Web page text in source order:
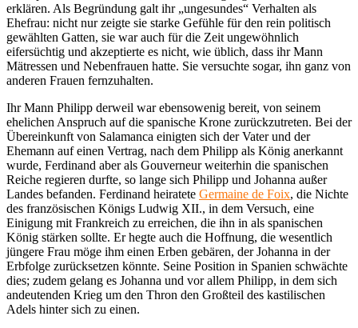
erklären. Als Begründung galt ihr „ungesundes“ Verhalten als
Ehefrau: nicht nur zeigte sie starke Gefühle für den rein politisch
gewählten Gatten, sie war auch für die Zeit ungewöhnlich
eifersüchtig und akzeptierte es nicht, wie üblich, dass ihr Mann
Mätressen und Nebenfrauen hatte. Sie versuchte sogar, ihn ganz von
anderen Frauen fernzuhalten.
Ihr Mann Philipp derweil war ebensowenig bereit, von seinem
ehelichen Anspruch auf die spanische Krone zurückzutreten. Bei der
Übereinkunft von Salamanca einigten sich der Vater und der
Ehemann auf einen Vertrag, nach dem Philipp als König anerkannt
wurde, Ferdinand aber als Gouverneur weiterhin die spanischen
Reiche regieren durfte, so lange sich Philipp und Johanna außer
Landes befanden. Ferdinand heiratete Germaine de Foix, die Nichte
des französischen Königs Ludwig XII., in dem Versuch, eine
Einigung mit Frankreich zu erreichen, die ihn in als spanischen
König stärken sollte. Er hegte auch die Hoffnung, die wesentlich
jüngere Frau möge ihm einen Erben gebären, der Johanna in der
Erbfolge zurücksetzen könnte. Seine Position in Spanien schwächte
dies; zudem gelang es Johanna und vor allem Philipp, in dem sich
andeutenden Krieg um den Thron den Großteil des kastilischen
Adels hinter sich zu einen.